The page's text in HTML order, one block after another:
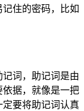
住的密码，比如
词，助记词是由
据，就像是一把
要将助记词认真